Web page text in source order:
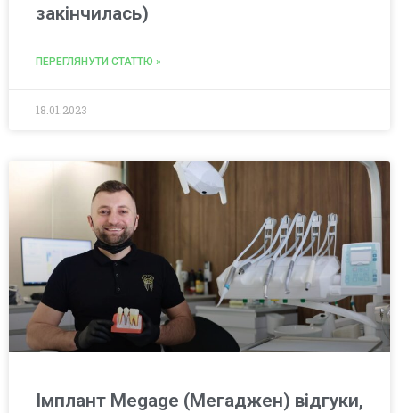
закінчилась)
ПЕРЕГЛЯНУТИ СТАТТЮ »
18.01.2023
Імплант Megage (Мегаджен) відгуки,